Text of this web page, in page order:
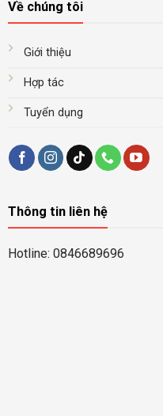
Về chúng tôi
Giới thiệu
Hợp tác
Tuyển dụng
Thông tin liên hệ
Hotline: 0846689696